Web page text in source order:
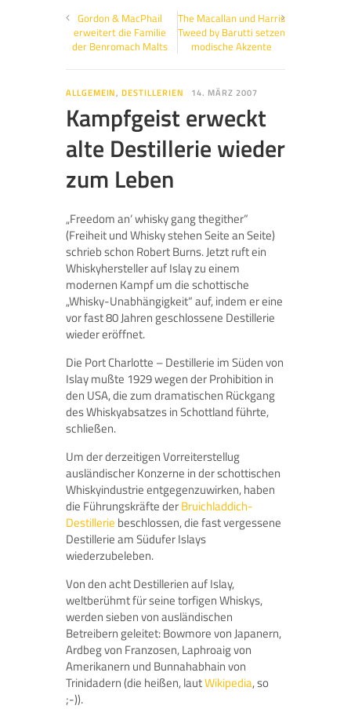
Gordon & MacPhail
erweitert die Familie
der Benromach Malts
The Macallan und Harris
Tweed by Barutti setzen
modische Akzente
ALLGEMEIN,DESTILLERIEN 14. MÄRZ 2007
Kampfgeist erweckt
alte Destillerie wieder
zum Leben
„Freedom an‘ whisky gang thegither“
(Freiheit und Whisky stehen Seite an Seite)
schrieb schon Robert Burns. Jetzt ruft ein
Whiskyhersteller auf Islay zu einem
modernen Kampf um die schottische
„Whisky-Unabhängigkeit“ auf, indem er eine
vor fast 80 Jahren geschlossene Destillerie
wieder eröffnet.
Die Port Charlotte – Destillerie im Süden von
Islay mußte 1929 wegen der Prohibition in
den USA, die zum dramatischen Rückgang
des Whiskyabsatzes in Schottland führte,
schließen.
Um der derzeitigen Vorreiterstellug
ausländischer Konzerne in der schottischen
Whiskyindustrie entgegenzuwirken, haben
die Führungskräfte derBruichladdich-
Destillerie beschlossen, die fast vergessene
Destillerie am Südufer Islays
wiederzubeleben.
Von den acht Destillerien auf Islay,
weltberühmt für seine torfigen Whiskys,
werden sieben von ausländischen
Betreibern geleitet: Bowmore von Japanern,
Ardbeg von Franzosen, Laphroaig von
Amerikanern und Bunnahabhain von
Trinidadern (die heißen, lautWikipedia, so
;-)).